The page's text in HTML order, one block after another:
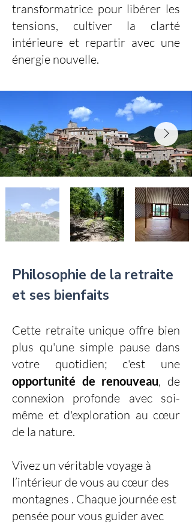
transformatrice pour libérer les
tensions, cultiver la clarté
intérieure et repartir avec une
énergie nouvelle.
Philosophie de la retraite
et ses bienfaits
Cette retraite unique offre bien
plus qu'une simple pause dans
votre quotidien; c'est une
opportunité de renouveau, de
connexion profonde avec soi-
même et d'exploration au cœur
de la nature.
Vivez un véritable voyage à
l’intérieur de vous au cœur des
montagnes . Chaque journée est
pensée pour vous guider avec